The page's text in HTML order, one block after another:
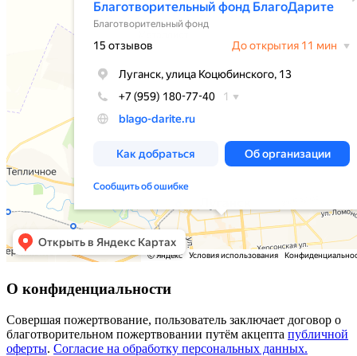
О конфиденциальности
Совершая пожертвование, пользователь заключает договор о
благотворительном пожертвовании путём акцепта публичной
оферты. Согласие на обработку персональных данных.